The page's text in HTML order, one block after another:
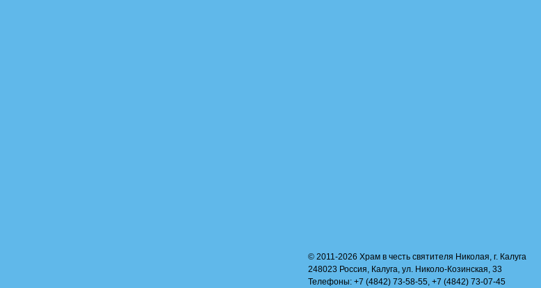
© 2011-2026 Храм в честь святителя Николая, г. Калуга
248023 Россия, Калуга, ул. Николо-Козинская, 33
Телефоны: +7 (4842) 73-58-55, +7 (4842) 73-07-45